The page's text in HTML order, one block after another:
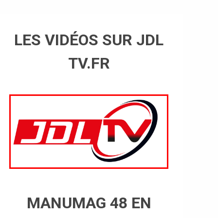
LES VIDÉOS SUR JDL
TV.FR
MANUMAG 48 EN